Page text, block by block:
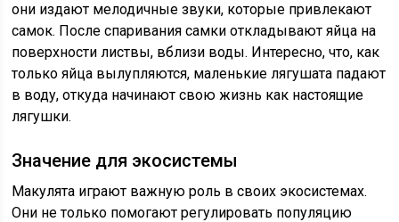
они издают мелодичные звуки, которые привлекают
самок. После спаривания самки откладывают яйца на
поверхности листвы, вблизи воды. Интересно, что, как
только яйца вылупляются, маленькие лягушата падают
в воду, откуда начинают свою жизнь как настоящие
лягушки.
Значение для экосистемы
Макулята играют важную роль в своих экосистемах.
Они не только помогают регулировать популяцию